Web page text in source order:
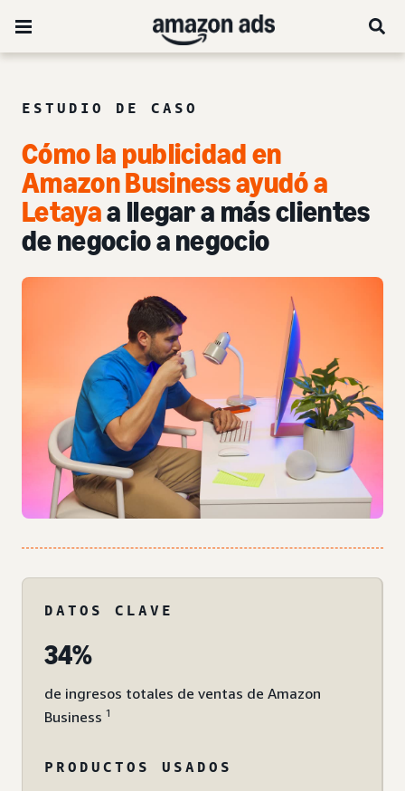
ESTUDIO DE CASO
Cómo la publicidad en
Amazon Business ayudó a
Letayaa llegar a más clientes
de negocio a negocio
DATOS CLAVE
34%
de ingresos totales de ventas de Amazon
Business 1
PRODUCTOS USADOS